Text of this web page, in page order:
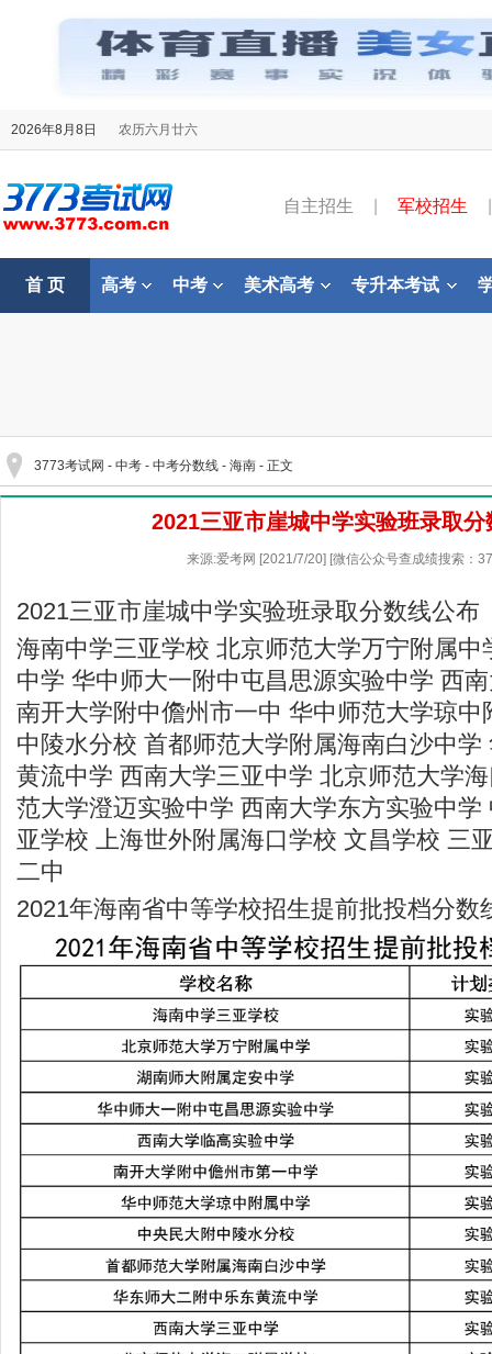
2026年8月8日 农历六月廿六
自主招生 军校招生
首 页 高考 中考 美术高考 专升本考试
3773考试网 - 中考 - 中考分数线 - 海南 - 正文
2021三亚市崖城中学实验班录取分
来源:爱考网 [2021/7/20] [微信公众号查成绩搜索：
2021三亚市崖城中学实验班录取分数线公布
海南中学三亚学校 北京师范大学万宁附属
中学 华中师大一附中屯昌思源实验中学 西
南开大学附中儋州市一中 华中师范大学琼
中陵水分校 首都师范大学附属海南白沙中
黄流中学 西南大学三亚中学 北京师范大学
范大学澄迈实验中学 西南大学东方实验中
亚学校 上海世外附属海口学校 文昌学校 三
二中
2021年海南省中等学校招生提前批投档分数